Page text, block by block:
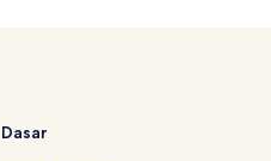
Dasar